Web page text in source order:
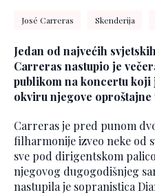
José Carreras Skenderija
Jedan od najvećih
Carreras nastupio je
publikom na koncertu
okviru njegove oproštajne
Carreras je pred punom
filharmonije izveo neke od
sve pod dirigentskom
njegovog dugogodišnjeg
nastupila je sopranistica